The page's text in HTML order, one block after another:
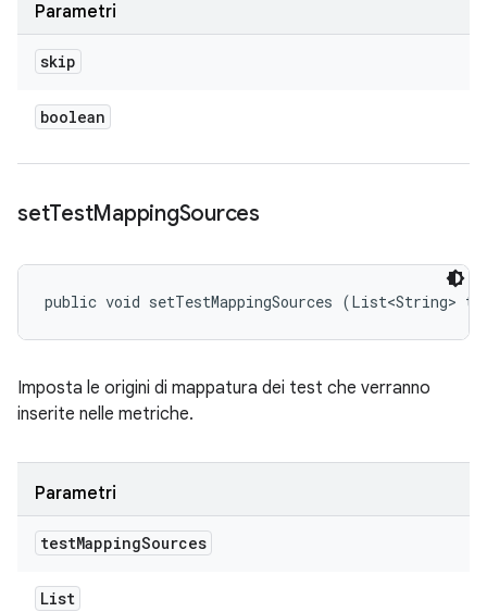
Parametri
skip
boolean
setTestMappingSources
public void setTestMappingSources (List<String>
Imposta le origini di mappatura dei test che verranno
inserite nelle metriche.
Parametri
testMappingSources
List